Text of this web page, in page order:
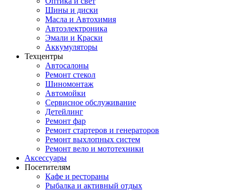
Шины и диски
Масла и Автохимия
Автоэлектроника
Эмали и Краски
Аккумуляторы
Техцентры
Автосалоны
Ремонт стекол
Шиномонтаж
Автомойки
Сервисное обслуживание
Детейлинг
Ремонт фар
Ремонт стартеров и генераторов
Ремонт выхлопных систем
Ремонт вело и мототехники
Аксессуары
Посетителям
Кафе и рестораны
Рыбалка и активный отдых